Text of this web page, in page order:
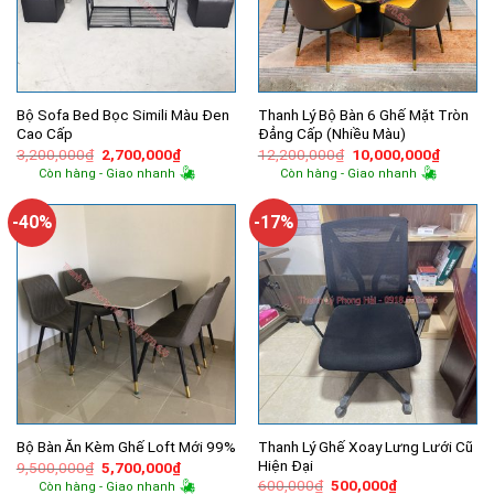
Bộ Sofa Bed Bọc Simili Màu Đen
Cao Cấp
3,200,000₫ Giá
gốc
là:
2,700,000₫Giá
hiện
tại
2,700,000₫.
Còn hàng - Giao nhanh
Thanh Lý Bộ Bàn 6 Ghế Mặt Tròn
Đẳng Cấp (Nhiều Màu)
12,200,000₫ Giá
gốc
là:
10,000,000₫Giá
hiện
Còn hàng - Giao nhanh
-40%
Bộ Bàn Ăn Kèm Ghế Loft Mới 99%
9,500,000₫ Giá
gốc
5,700,000₫Giá
hiện
Còn hàng - Giao nhanh
-17%
Thanh Lý Ghế Xoay Lưng Lưới Cũ
Hiện Đại
600,000₫ Giá
500,000₫Giá